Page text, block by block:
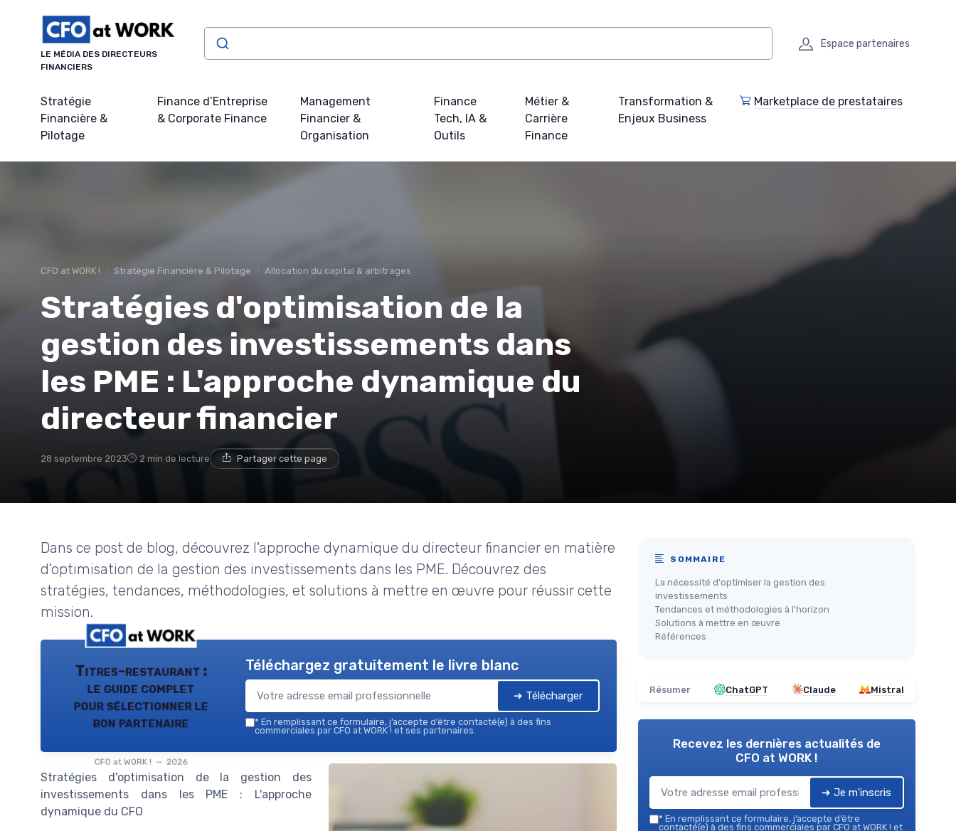
LE MÉDIA DES DIRECTEURS
FINANCIERS
Espace partenaires
Stratégie
Financière &
Pilotage
Finance d’Entreprise
& Corporate Finance
Management
Financier &
Organisation
Finance
Tech, IA &
Outils
Métier &
Carrière
Finance
Transformation &
Enjeux Business
Marketplace de prestataires
CFO at WORK ! Stratégie Financière & Pilotage Allocation du capital & arbitrages
Stratégies d'optimisation de la
gestion des investissements dans
les PME : L'approche dynamique du
directeur financier
28 septembre 2023 2 min de lecture Partager cette page
Dans ce post de blog, découvrez l'approche dynamique du directeur financier en matière
d'optimisation de la gestion des investissements dans les PME. Découvrez des
stratégies, tendances, méthodologies, et solutions à mettre en œuvre pour réussir cette
mission.
Titres-restaurant :
le guide complet
pour sélectionner le
bon partenaire
CFO at WORK ! — 2026
Téléchargez gratuitement le livre blanc
➔ Télécharger
* En remplissant ce formulaire, j’accepte d’être contacté(e) à des fins
commerciales par CFO at WORK ! et ses partenaires.
Stratégies d'optimisation de la gestion des
investissements dans les PME : L'approche
dynamique du CFO
SOMMAIRE
La nécessité d'optimiser la gestion des
investissements
Tendances et méthodologies à l'horizon
Solutions à mettre en œuvre
Références
Résumer ChatGPT Claude Mistral
Recevez les dernières actualités de
CFO at WORK !
➔ Je m'inscris
* En remplissant ce formulaire, j’accepte d’être
contacté(e) à des fins commerciales par CFO at WORK ! et